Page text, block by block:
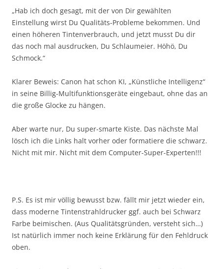
„Hab ich doch gesagt, mit der von Dir gewählten
Einstellung wirst Du Qualitäts-Probleme bekommen. Und
einen höheren Tintenverbrauch, und jetzt musst Du dir
das noch mal ausdrucken, Du Schlaumeier. Höhö, Du
Schmock.“
Klarer Beweis: Canon hat schon KI, „Künstliche Intelligenz“
in seine Billig-Multifunktionsgeräte eingebaut, ohne das an
die große Glocke zu hängen.
Aber warte nur, Du super-smarte Kiste. Das nächste Mal
lösch ich die Links halt vorher oder formatiere die schwarz.
Nicht mit mir. Nicht mit dem Computer-Super-Experten!!!
P.S. Es ist mir völlig bewusst bzw. fällt mir jetzt wieder ein,
dass moderne Tintenstrahldrucker ggf. auch bei Schwarz
Farbe beimischen. (Aus Qualitätsgründen, versteht sich…)
Ist natürlich immer noch keine Erklärung für den Fehldruck
oben.